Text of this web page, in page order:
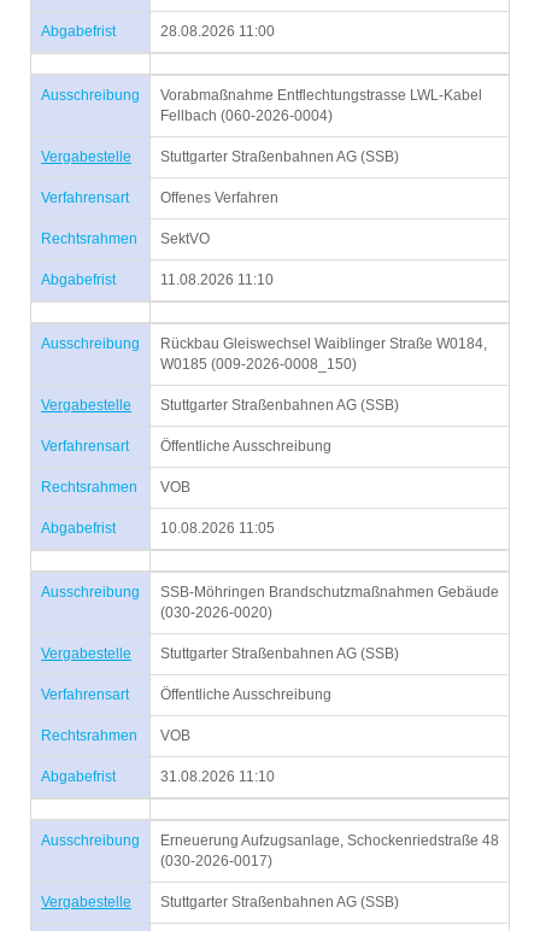
Abgabefrist 28.08.2026 11:00
Ausschreibung
Vorabmaßnahme Entflechtungstrasse LWL-Kabel
Fellbach (060-2026-0004)
Vergabestelle Stuttgarter Straßenbahnen AG (SSB)
Verfahrensart Offenes Verfahren
Rechtsrahmen SektVO
Abgabefrist 11.08.2026 11:10
Ausschreibung
Rückbau Gleiswechsel Waiblinger Straße W0184,
W0185 (009-2026-0008_150)
Vergabestelle Stuttgarter Straßenbahnen AG (SSB)
Verfahrensart Öffentliche Ausschreibung
Rechtsrahmen VOB
Abgabefrist 10.08.2026 11:05
Ausschreibung
SSB-Möhringen Brandschutzmaßnahmen Gebäude
(030-2026-0020)
Vergabestelle Stuttgarter Straßenbahnen AG (SSB)
Verfahrensart Öffentliche Ausschreibung
Rechtsrahmen VOB
Abgabefrist 31.08.2026 11:10
Ausschreibung
Erneuerung Aufzugsanlage, Schockenriedstraße 48
(030-2026-0017)
Vergabestelle Stuttgarter Straßenbahnen AG (SSB)